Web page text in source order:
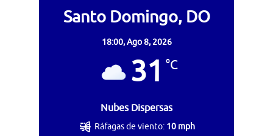
Santo Domingo, DO
18:00,Ago 8, 2026
31 °C
Nubes Dispersas
Ráfagas de viento: 10 mph